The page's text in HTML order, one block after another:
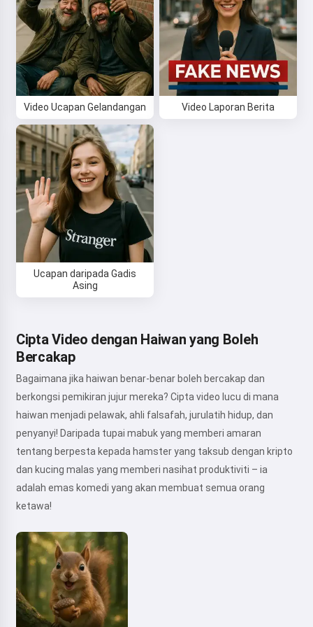
Video Ucapan Gelandangan Video Laporan Berita
Ucapan daripada Gadis
Asing
Cipta Video dengan Haiwan yang Boleh
Bercakap
Bagaimana jika haiwan benar-benar boleh bercakap dan
berkongsi pemikiran jujur mereka? Cipta video lucu di mana
haiwan menjadi pelawak, ahli falsafah, jurulatih hidup, dan
penyanyi! Daripada tupai mabuk yang memberi amaran
tentang berpesta kepada hamster yang taksub dengan kripto
dan kucing malas yang memberi nasihat produktiviti – ia
adalah emas komedi yang akan membuat semua orang
ketawa!
Saya menerima: Syarat Perkhidmatan ,
Dasar Privasi
,
Dasar Bayaran Balik